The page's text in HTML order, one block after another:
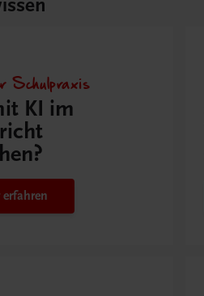
Schulpraxis
KI im
erfahren